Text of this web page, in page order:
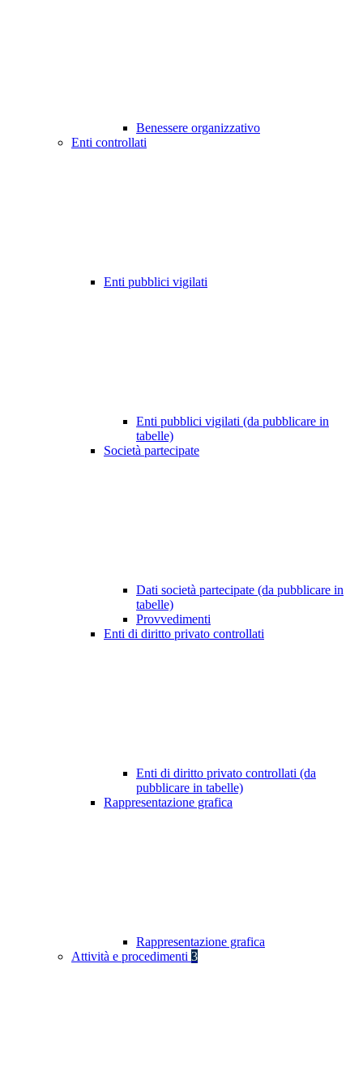
Benessere organizzativo
Enti controllati
Enti pubblici vigilati
Enti pubblici vigilati (da pubblicare in
tabelle)
Società partecipate
Dati società partecipate (da pubblicare in
tabelle)
Provvedimenti
Enti di diritto privato controllati
Enti di diritto privato controllati (da
pubblicare in tabelle)
Rappresentazione grafica
Rappresentazione grafica
Attività e procedimenti 3